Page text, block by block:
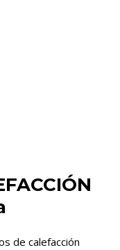
de calefacción